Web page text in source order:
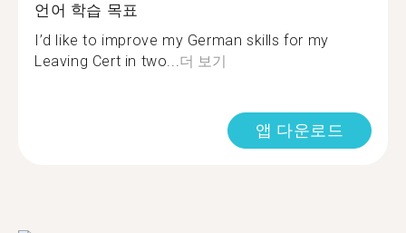
언어 학습 목표
I’d like to improve my German skills for my
Leaving Cert in two...더 보기
앱 다운로드